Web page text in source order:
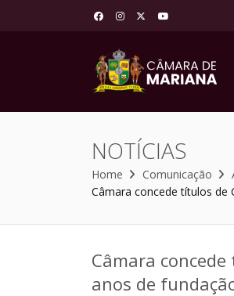
NOTÍCIAS
Home Comunicação
Câmara concede títulos de
Câmara
anos de